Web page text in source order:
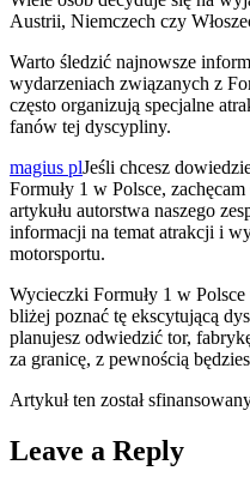
Austrii, Niemczech czy
Warto śledzić najnowsze
wydarzeniach związanych z
często organizują specjalne
fanów tej dyscypliny.
magius plJeśli chcesz
Formuły 1 w Polsce,
artykułu autorstwa naszego
informacji na temat atrakcji i
motorsportu.
Wycieczki Formuły 1 w
bliżej poznać tę ekscytującą
planujesz odwiedzić tor,
za granicę, z pewnością
Artykuł ten został
Leave a Reply